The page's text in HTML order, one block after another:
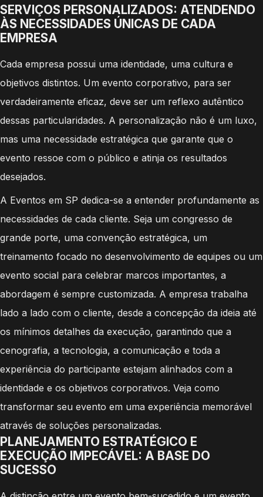
SERVIÇOS PERSONALIZADOS: ATENDENDO
ÀS NECESSIDADES ÚNICAS DE CADA
EMPRESA
Cada empresa possui uma identidade, uma cultura e
objetivos distintos. Um evento corporativo, para ser
verdadeiramente eficaz, deve ser um reflexo autêntico
dessas particularidades. A personalização não é um luxo,
mas uma necessidade estratégica que garante que o
evento ressoe com o público e atinja os resultados
desejados.
A Eventos em SP dedica-se a entender profundamente as
necessidades de cada cliente. Seja um congresso de
grande porte, uma convenção estratégica, um
treinamento focado no desenvolvimento de equipes ou um
evento social para celebrar marcos importantes, a
abordagem é sempre customizada. A empresa trabalha
lado a lado com o cliente, desde a concepção da ideia até
os mínimos detalhes da execução, garantindo que a
cenografia, a tecnologia, a comunicação e toda a
experiência do participante estejam alinhados com a
identidade e os objetivos corporativos. Veja como
transformar seu evento em uma experiência memorável
através de soluções personalizadas.
PLANEJAMENTO ESTRATÉGICO E
EXECUÇÃO IMPECÁVEL: A BASE DO
SUCESSO